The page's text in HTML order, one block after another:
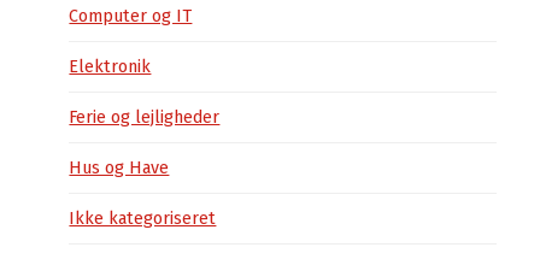
Computer og IT
Elektronik
Ferie og lejligheder
Hus og Have
Ikke kategoriseret